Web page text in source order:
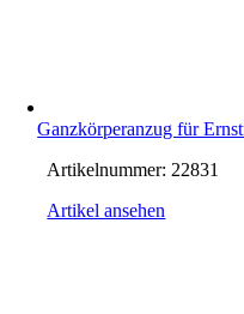
Ganzkörperanzug für
Artikelnummer: 22831
Artikel ansehen